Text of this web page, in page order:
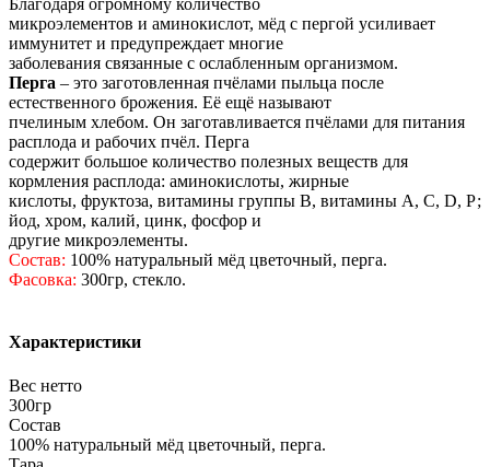
Благодаря огромному количество
микроэлементов и аминокислот, мёд с пергой усиливает
иммунитет и предупреждает многие
заболевания связанные с ослабленным организмом.
Перга – это заготовленная пчёлами пыльца после
естественного брожения. Её ещё называют
пчелиным хлебом. Он заготавливается пчёлами для питания
расплода и рабочих пчёл. Перга
содержит большое количество полезных веществ для
кормления расплода: аминокислоты, жирные
кислоты, фруктоза, витамины группы В, витамины А, С, D, Р;
йод, хром, калий, цинк, фосфор и
другие микроэлементы.
Состав: 100% натуральный мёд цветочный, перга.
Фасовка: 300гр, стекло.
Характеристики
Вес нетто
300гр
Состав
100% натуральный мёд цветочный, перга.